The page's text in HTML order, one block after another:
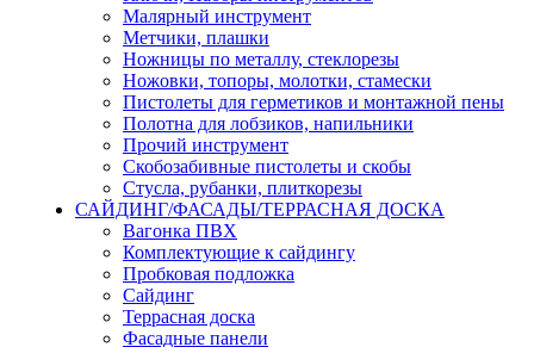
Малярный инструмент
Метчики, плашки
Ножницы по металлу, стеклорезы
Ножовки, топоры, молотки, стамески
Пистолеты для герметиков и монтажной пены
Полотна для лобзиков, напильники
Прочий инструмент
Скобозабивные пистолеты и скобы
Стусла, рубанки, плиткорезы
САЙДИНГ/ФАСАДЫ/ТЕРРАСНАЯ ДОСКА
Вагонка ПВХ
Комплектующие к сайдингу
Пробковая подложка
Сайдинг
Террасная доска
Фасадные панели